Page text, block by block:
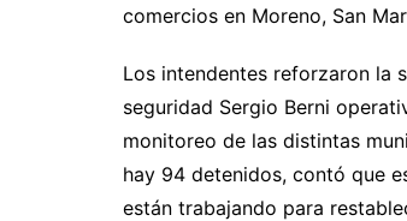
comercios en Moreno, San
Los intendentes reforzaron la
seguridad Sergio Berni
monitoreo de las distintas
hay 94 detenidos, contó que
están trabajando para